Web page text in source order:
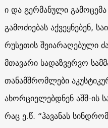
ი და გერმანული
გამოძიებას აქვეყნებენ,
რუსეთის შეიარაღებული
მთავარი სადაზვერვო
თანამშრომლები
ახორციელებდნენ აშშ-ის
რაც ე.წ. “ჰავანას